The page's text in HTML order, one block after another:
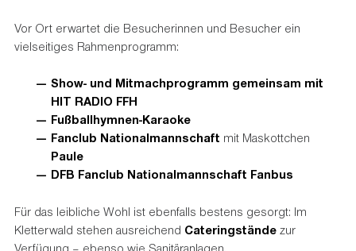
Vor Ort erwartet die Besucherinnen und Besucher ein
vielseitiges Rahmenprogramm:
Show- und Mitmachprogramm gemeinsam mit
HIT RADIO FFH
Fußballhymnen-Karaoke
Fanclub Nationalmannschaft mit Maskottchen
Paule
DFB Fanclub Nationalmannschaft Fanbus
Für das leibliche Wohl ist ebenfalls bestens gesorgt: Im
Kletterwald stehen ausreichend Cateringstände zur
Verfügung – ebenso wie Sanitäranlagen.